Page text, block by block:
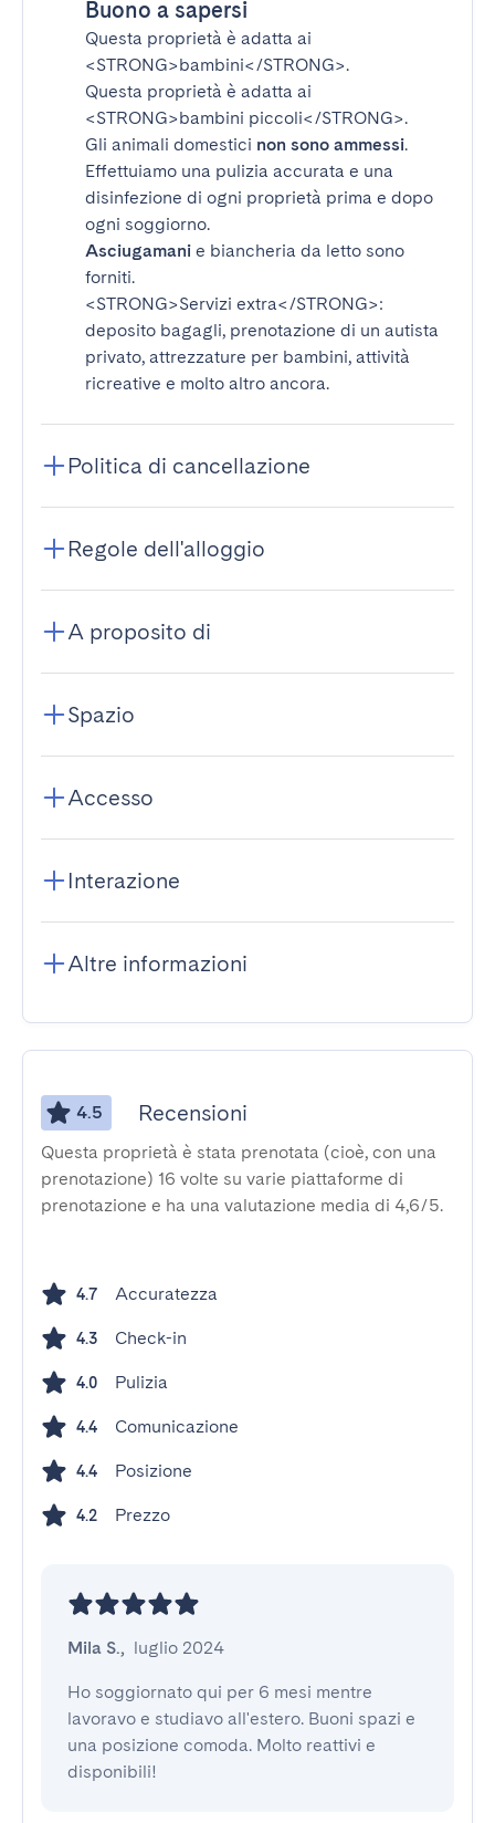
Buono a sapersi
Questa proprietà è adatta ai
<STRONG>bambini</STRONG>.
Questa proprietà è adatta ai
<STRONG>bambini piccoli</STRONG>.
Gli animali domestici non sono ammessi.
Effettuiamo una pulizia accurata e una
disinfezione di ogni proprietà prima e dopo
ogni soggiorno.
Asciugamani e biancheria da letto sono
forniti.
<STRONG>Servizi extra</STRONG>:
deposito bagagli, prenotazione di un autista
privato, attrezzature per bambini, attività
ricreative e molto altro ancora.
Politica di cancellazione
Regole dell'alloggio
A proposito di
Spazio
Accesso
Interazione
Altre informazioni
4.5 Recensioni
Questa proprietà è stata prenotata (cioè, con una
prenotazione) 16 volte su varie piattaforme di
prenotazione e ha una valutazione media di 4,6/5.
4.7 Accuratezza
4.3 Check-in
4.0 Pulizia
4.4 Comunicazione
4.4 Posizione
4.2 Prezzo
Mila S., luglio 2024
Ho soggiornato qui per 6 mesi mentre
lavoravo e studiavo all'estero. Buoni spazi e
una posizione comoda. Molto reattivi e
disponibili!